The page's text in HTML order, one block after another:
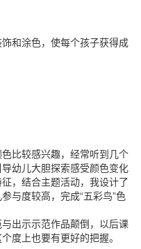
和涂色，使每个孩子获得成
比较感兴趣，经常听到几个
幼儿大胆探索感受颜色变化
，结合主题活动，我设计了
与度较高，完成“五彩鸟”色
出示示范作品颠倒，以后课
度上也要有更好的把握。